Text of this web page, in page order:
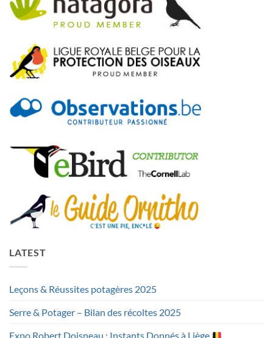
LATEST
Leçons & Réussites potagères 2025
Serre & Potager – Bilan des récoltes 2025
Expo Robert Doisneau : Instants Donnés à Liège